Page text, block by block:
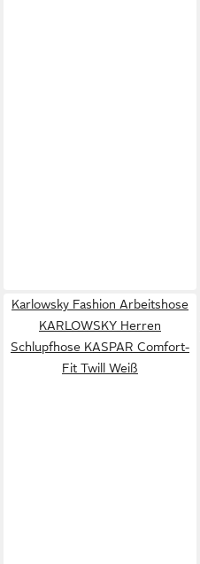
Karlowsky Fashion Arbeitshose
KARLOWSKY Herren
Schlupfhose KASPAR Comfort-
Fit Twill Weiß